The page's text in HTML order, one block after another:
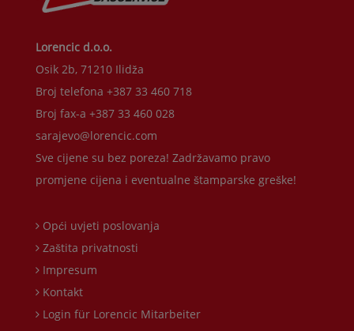
Lorencic d.o.o.
Osik 2b, 71210 Ilidža
Broj telefona +387 33 460 718
Broj fax-a +387 33 460 028
sarajevo@lorencic.com
Sve cijene su bez poreza! Zadržavamo pravo
promjene cijena i eventualne štamparske greške!
Opći uvjeti poslovanja
Zaštita privatnosti
Impresum
Kontakt
Login für Lorencic Mitarbeiter